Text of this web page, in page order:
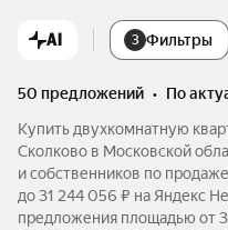
AI 3 Фильтры
50 предложений •
по
Купить двухкомнатную
Сколково в Московской
и собственников по
до 31 244 056 ₽ на Яндекс
предложения площадью от